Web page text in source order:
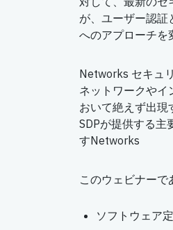
が、ユーザー認証
へのアプローチを
Networks セキュ
ネットワークやイ
おいて絶えず出現
SDPが提供する主
すNetworks
このウェビナーで
ソフトウェア